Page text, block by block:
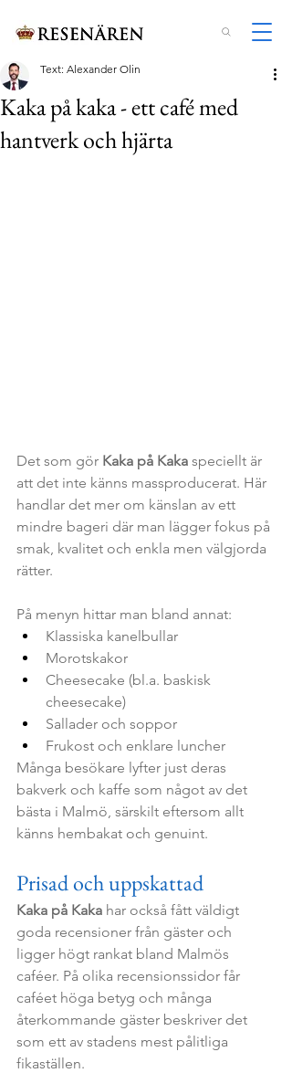
Kaka på kaka - ett café med
hantverk och hjärta
Text: Alexander Olin
Det som gör Kaka på Kaka speciellt är
att det inte känns massproducerat. Här
handlar det mer om känslan av ett
mindre bageri där man lägger fokus på
smak, kvalitet och enkla men välgjorda
rätter.
På menyn hittar man bland annat:
Klassiska kanelbullar
Morotskakor
Cheesecake (bl.a. baskisk
cheesecake)
Sallader och soppor
Frukost och enklare luncher
Många besökare lyfter just deras
bakverk och kaffe som något av det
bästa i Malmö, särskilt eftersom allt
känns hembakat och genuint.
Prisad och uppskattad
Kaka på Kaka har också fått väldigt
goda recensioner från gäster och
ligger högt rankat bland Malmös
caféer. På olika recensionssidor får
caféet höga betyg och många
återkommande gäster beskriver det
som ett av stadens mest pålitliga
fikaställen.